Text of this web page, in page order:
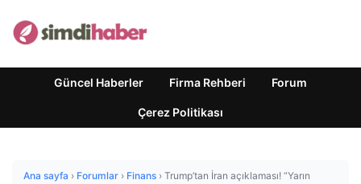
Güncel Haberler Firma Rehberi Forum
Çerez Politikası
Ana sayfa › Forumlar › Finans › Trump’tan İran açıklaması! “Yarın